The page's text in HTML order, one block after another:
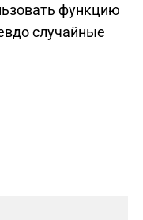
функцию
случайные